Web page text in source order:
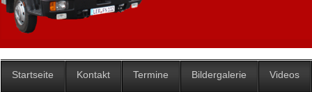
Startseite Kontakt Termine Bildergalerie Videos